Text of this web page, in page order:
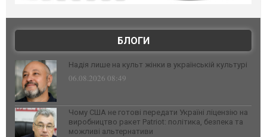
БЛОГИ
Надія лише на культ жінки в українській культурі
06.08.2026 08:49
Чому США не готові передати Україні ліцензію на
виробництво ракет Patriot: політика, безпека та
можливі альтернативи